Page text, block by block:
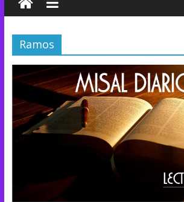
Ramos